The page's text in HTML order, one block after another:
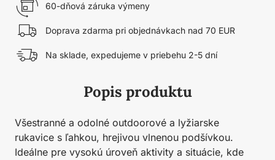
60-dňová záruka výmeny
Doprava zdarma pri objednávkach nad 70 EUR
Na sklade, expedujeme v priebehu 2-5 dní
Popis produktu
Všestranné a odolné outdoorové a lyžiarske
rukavice s ľahkou, hrejivou vlnenou podšívkou.
Ideálne pre vysokú úroveň aktivity a situácie, kde